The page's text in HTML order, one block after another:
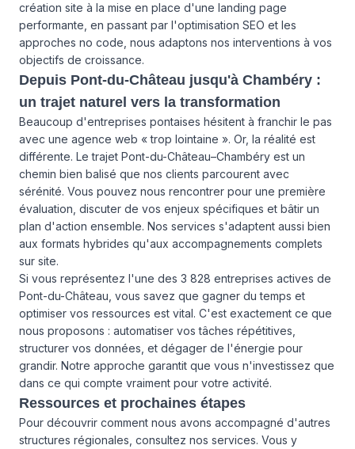
création site à la mise en place d'une landing page
performante, en passant par l'optimisation SEO et les
approches no code, nous adaptons nos interventions à vos
objectifs de croissance.
Depuis Pont-du-Château jusqu'à Chambéry :
un trajet naturel vers la transformation
Beaucoup d'entreprises pontaises hésitent à franchir le pas
avec une agence web « trop lointaine ». Or, la réalité est
différente. Le trajet Pont-du-Château–Chambéry est un
chemin bien balisé que nos clients parcourent avec
sérénité. Vous pouvez nous rencontrer pour une première
évaluation, discuter de vos enjeux spécifiques et bâtir un
plan d'action ensemble. Nos services s'adaptent aussi bien
aux formats hybrides qu'aux accompagnements complets
sur site.
Si vous représentez l'une des 3 828 entreprises actives de
Pont-du-Château, vous savez que gagner du temps et
optimiser vos ressources est vital. C'est exactement ce que
nous proposons : automatiser vos tâches répétitives,
structurer vos données, et dégager de l'énergie pour
grandir. Notre approche garantit que vous n'investissez que
dans ce qui compte vraiment pour votre activité.
Ressources et prochaines étapes
Pour découvrir comment nous avons accompagné d'autres
structures régionales, consultez nos services. Vous y